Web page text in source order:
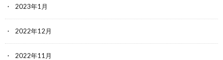
2023年1月
2022年12月
2022年11月